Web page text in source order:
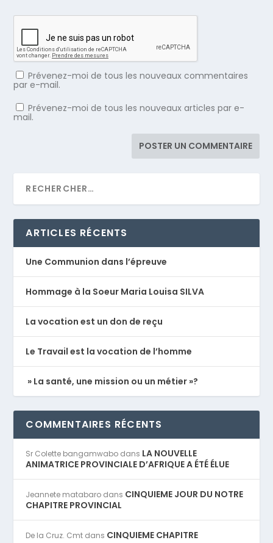
Prévenez-moi de tous les nouveaux commentaires
par e-mail.
Prévenez-moi de tous les nouveaux articles par e-
mail.
ARTICLES RÉCENTS
Une Communion dans l’épreuve
Hommage à la Soeur Maria Louisa SILVA
La vocation est un don de reçu
Le Travail est la vocation de l’homme
» La santé, une mission ou un métier »?
COMMENTAIRES RÉCENTS
Sr Colette bangamwabo dans LA NOUVELLE
ANIMATRICE PROVINCIALE D’AFRIQUE A ÉTÉ ÉLUE
Jeannete matabaro dans CINQUIEME JOUR DU NOTRE
CHAPITRE PROVINCIAL
De la Cruz. Cmt dans CINQUIEME CHAPITRE